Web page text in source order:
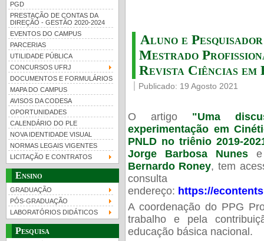
Processo seletivo do Programa de Pós-Graduação
Nanobiossistemas (PpG Nanobiossistemas)
O Programa de Pós-Graduação Interdisciplinar e Multiinstitucional...
PGD
PRESTAÇÃO DE CONTAS DA
DIREÇÃO - GESTÃO 2020-2024
EVENTOS DO CAMPUS
PARCERIAS
UTILIDADE PÚBLICA
CONCURSOS UFRJ
DOCUMENTOS E FORMULÁRIOS
MAPA DO CAMPUS
AVISOS DA CODESA
OPORTUNIDADES
CALENDÁRIO DO PLE
NOVA IDENTIDADE VISUAL
NORMAS LEGAIS VIGENTES
LICITAÇÃO E CONTRATOS
Ensino
GRADUAÇÃO
PÓS-GRADUAÇÃO
LABORATÓRIOS DIDÁTICOS
Pesquisa
Aluno e
Mestrado
Revista Ciências
Publicado: 19 Agosto 2021
O artigo "Uma
experimentação em
PNLD no triênio 2019-
Jorge Barbosa Nunes e
Bernardo Roney, tem
endereço: https://
A coordenação do PPG
trabalho e pela
educação básica nacional.
UFRJ 100 anos